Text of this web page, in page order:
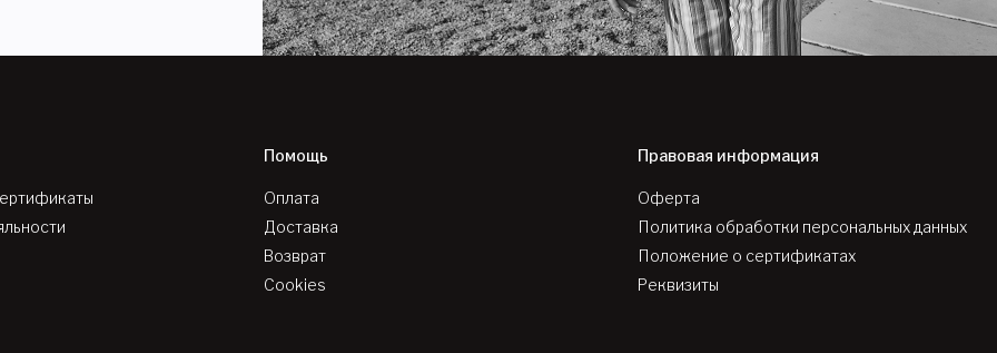
Помощь
Оплата
Доставка
Возврат
Cookies
Правовая информация
Оферта
Политика обработки персональных данных
Положение о сертификатах
Реквизиты